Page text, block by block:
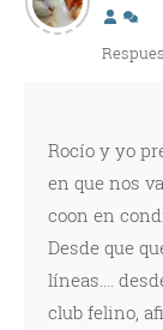
Rocío y yo
en que nos
coon en
Desde que
líneas....
club felino,